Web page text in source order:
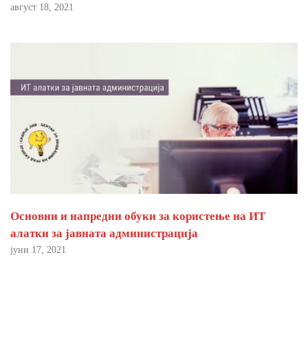
август 18, 2021
Основни и напредни обуки за користење на ИТ
алатки за јавната администрација
јуни 17, 2021